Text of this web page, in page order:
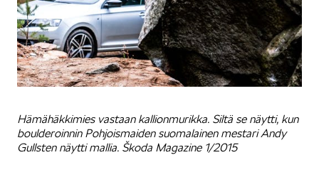
Hämähäkkimies vastaan kallionmurikka. Siltä se näytti, kun
boulderoinnin Pohjoismaiden suomalainen mestari Andy
Gullsten näytti mallia. Škoda Magazine 1/2015